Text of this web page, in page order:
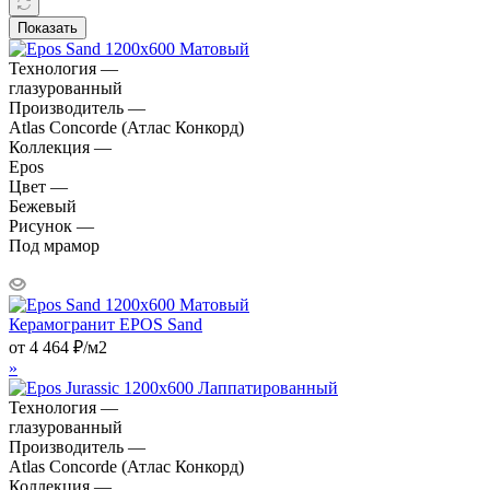
Показать
Технология —
глазурованный
Производитель —
Atlas Concorde (Атлас Конкорд)
Коллекция —
Epos
Цвет —
Бежевый
Рисунок —
Под мрамор
Керамогранит EPOS Sand
от 4 464 ₽/м2
»
Технология —
глазурованный
Производитель —
Atlas Concorde (Атлас Конкорд)
Коллекция —